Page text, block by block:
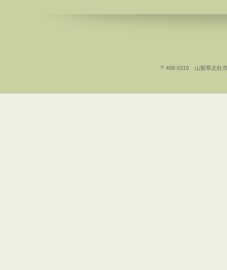
〒408-0316 山梨県北杜